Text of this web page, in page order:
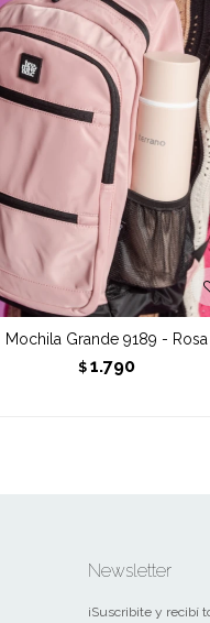
Mochila Grande 9189 - Rosa
$ 1.790
Newsletter
¡Suscribite y recibí